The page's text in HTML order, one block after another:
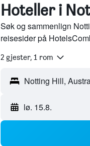
Hoteller i
Søk og sammenlign
reisesider på
2 gjester, 1 rom
lø. 15.8.